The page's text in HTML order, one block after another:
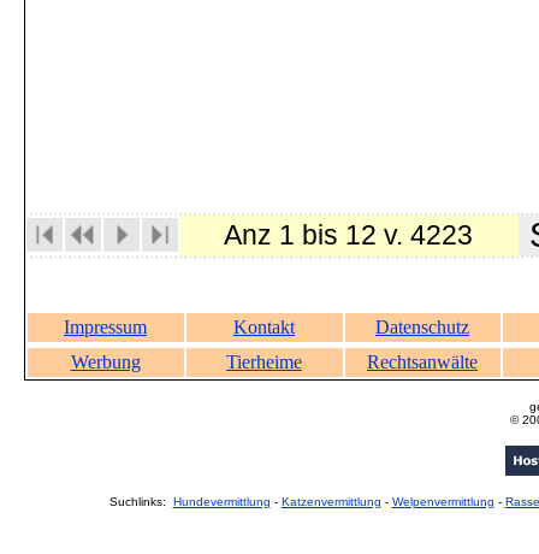
Anz 1 bis 12 v. 4223
Impressum Kontakt
Datenschutz
Werbung
Tierheime Rechtsanwälte
©
Suchlinks: Hundevermittlung - Katzenvermittlung - Welpenvermittlung -